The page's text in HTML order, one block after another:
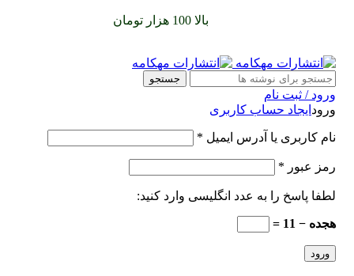
بالا 100 هزار تومان
جستجو
ورود / ثبت نام
ورود ایجاد حساب کاربری
نام کاربری یا آدرس ایمیل *
رمز عبور *
لطفا پاسخ را به عدد انگلیسی وارد کنید:
هجده − 11 =
ورود